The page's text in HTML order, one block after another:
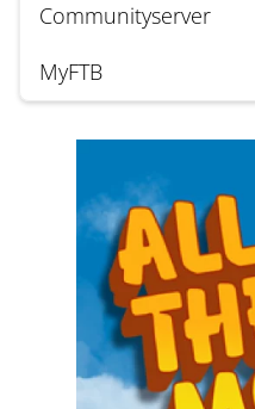
Communityserver
MyFTB